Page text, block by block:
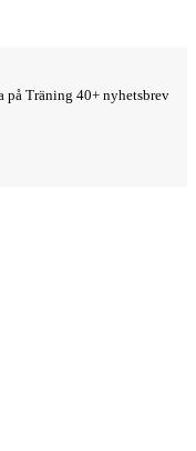
på Träning 40+ nyhetsbrev